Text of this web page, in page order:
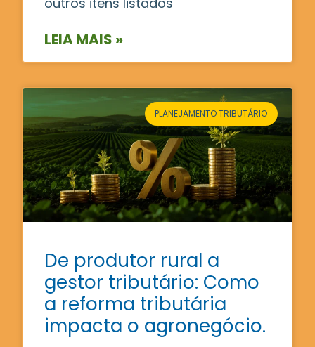
LEIA MAIS »
PLANEJAMENTO TRIBUTÁRIO
De produtor rural a
gestor tributário: Como
a reforma tributária
impacta o agronegócio.